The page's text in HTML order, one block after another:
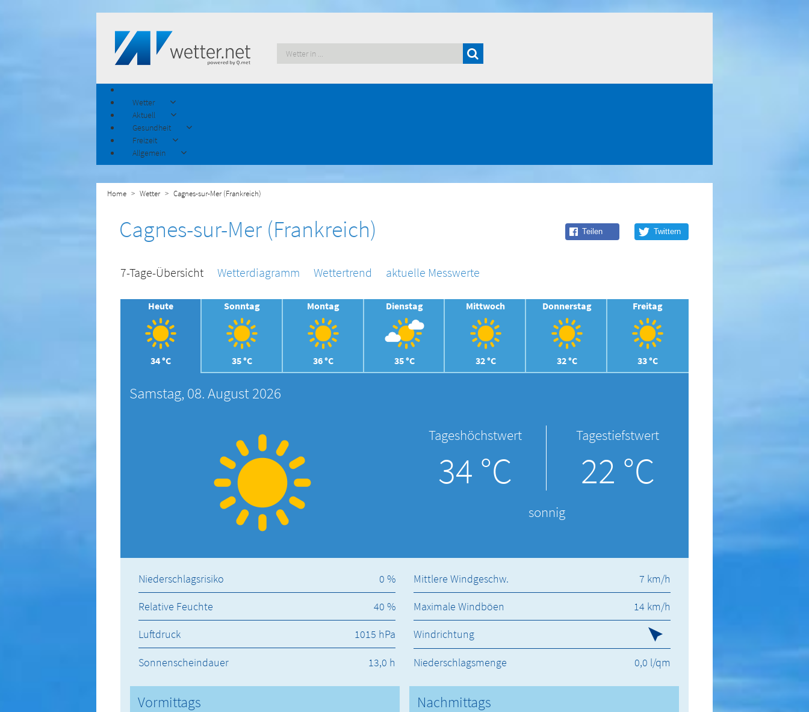
Wetter
Aktuell
Gesundheit
Freizeit
Allgemein
Home Wetter Cagnes-sur-Mer (Frankreich)
Cagnes-sur-Mer (Frankreich)
7-Tage-Übersicht Wetterdiagramm Wettertrend aktuelle Messwerte
Heute
34 °C
Sonntag
35 °C
Montag
36 °C
Dienstag
35 °C
Mittwoch
32 °C
Donnerstag
32 °C
Freitag
33 °C
Samstag, 08. August 2026
Tageshöchstwert
34 °C
Tagestiefstwert
22 °C
sonnig
Niederschlagsrisiko 0 % Mittlere Windgeschw.
7 km/h
Relative Feuchte
40 % Maximale Windböen
14 km/h
Luftdruck
1015 hPa Windrichtung
Sonnenscheindauer 13,0 h Niederschlagsmenge 0,0 l/qm
Vormittags Nachmittags